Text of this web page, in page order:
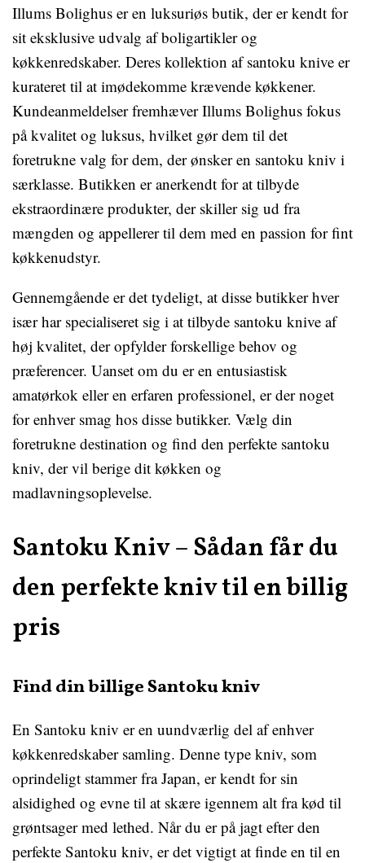
Illums Bolighus er en luksuriøs butik, der er kendt for
sit eksklusive udvalg af boligartikler og
køkkenredskaber. Deres kollektion af santoku knive er
kurateret til at imødekomme krævende køkkener.
Kundeanmeldelser fremhæver Illums Bolighus fokus
på kvalitet og luksus, hvilket gør dem til det
foretrukne valg for dem, der ønsker en santoku kniv i
særklasse. Butikken er anerkendt for at tilbyde
ekstraordinære produkter, der skiller sig ud fra
mængden og appellerer til dem med en passion for fint
køkkenudstyr.
Gennemgående er det tydeligt, at disse butikker hver
især har specialiseret sig i at tilbyde santoku knive af
høj kvalitet, der opfylder forskellige behov og
præferencer. Uanset om du er en entusiastisk
amatørkok eller en erfaren professionel, er der noget
for enhver smag hos disse butikker. Vælg din
foretrukne destination og find den perfekte santoku
kniv, der vil berige dit køkken og
madlavningsoplevelse.
Santoku Kniv – Sådan får du
den perfekte kniv til en billig
pris
Find din billige Santoku kniv
En Santoku kniv er en uundværlig del af enhver
køkkenredskaber samling. Denne type kniv, som
oprindeligt stammer fra Japan, er kendt for sin
alsidighed og evne til at skære igennem alt fra kød til
grøntsager med lethed. Når du er på jagt efter den
perfekte Santoku kniv, er det vigtigt at finde en til en